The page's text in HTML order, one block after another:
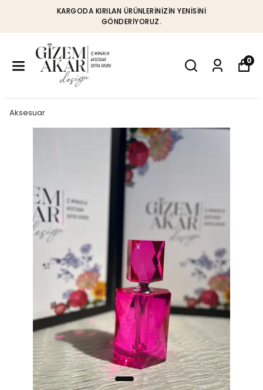
KARGODA KIRILAN ÜRÜNLERINIZIN YENISINI
GÖNDERIYORUZ.
0
Aksesuar